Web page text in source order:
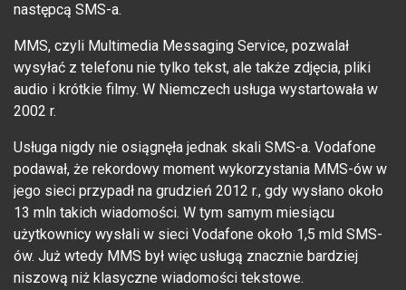
następcą SMS-a.
MMS, czyli Multimedia Messaging Service, pozwalał
wysyłać z telefonu nie tylko tekst, ale także zdjęcia, pliki
audio i krótkie filmy. W Niemczech usługa wystartowała w
2002 r.
Usługa nigdy nie osiągnęła jednak skali SMS-a. Vodafone
podawał, że rekordowy moment wykorzystania MMS-ów w
jego sieci przypadł na grudzień 2012 r., gdy wysłano około
13 mln takich wiadomości. W tym samym miesiącu
użytkownicy wysłali w sieci Vodafone około 1,5 mld SMS-
ów. Już wtedy MMS był więc usługą znacznie bardziej
niszową niż klasyczne wiadomości tekstowe.